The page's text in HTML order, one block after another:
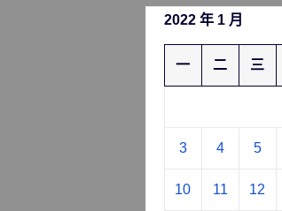
2022 年 1 月
一 二 三
3 4 5
10 11 12